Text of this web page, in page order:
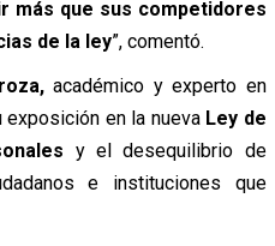
más que sus competidores
de la ley”, comentó.
académico y experto en
en la nuevaLey de
y el desequilibrio de
e instituciones que